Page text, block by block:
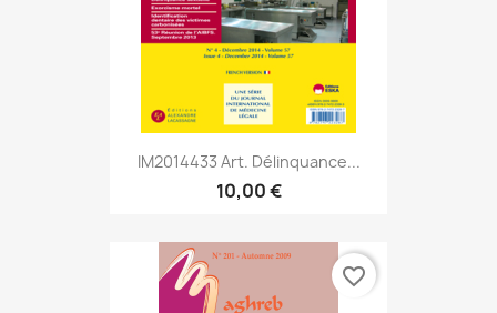
IM2014433 Art. Délinquance...
10,00 €
favorite_border